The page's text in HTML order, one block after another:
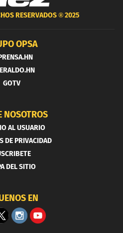
RESERVADOS ®2025
OPSA
GOTV
NOSOTROS
AL USUARIO
DE PRIVACIDAD
DEL SITIO
EN